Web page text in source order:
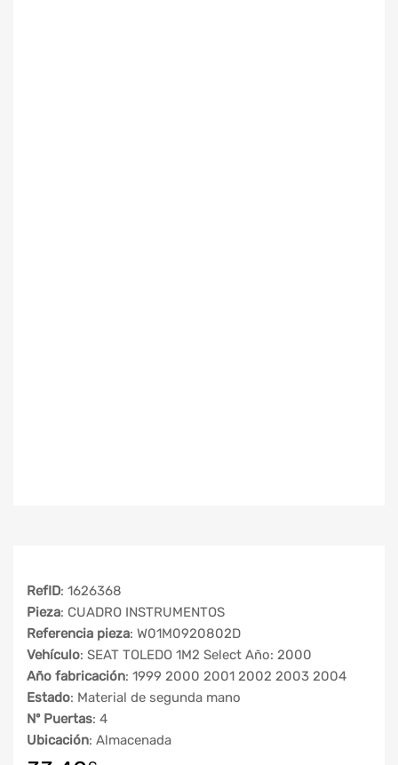
RefID: 1626368
Pieza: CUADRO INSTRUMENTOS
Referencia pieza: W01M0920802D
Vehículo: SEAT TOLEDO 1M2 Select Año: 2000
Año fabricación: 1999 2000 2001 2002 2003 2004
Estado: Material de segunda mano
Nº Puertas: 4
Ubicación: Almacenada